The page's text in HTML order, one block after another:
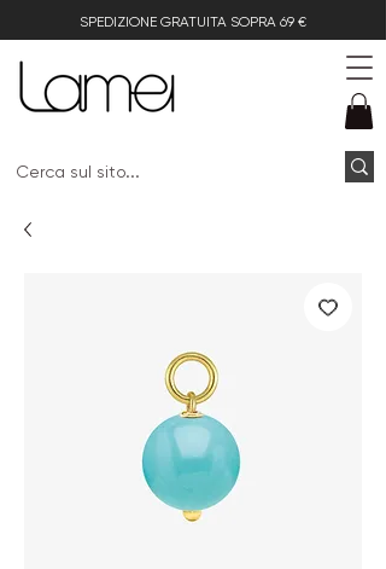
SPEDIZIONE GRATUITA SOPRA 69 €